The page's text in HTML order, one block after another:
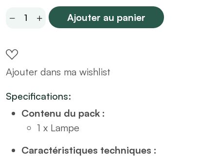
Lampe
poser
champignon
H19cm
marron
quantity
Ajouter au panier
Ajouter dans ma wishlist
Specifications:
Contenu du pack :
1 x Lampe
Caractéristiques techniques :